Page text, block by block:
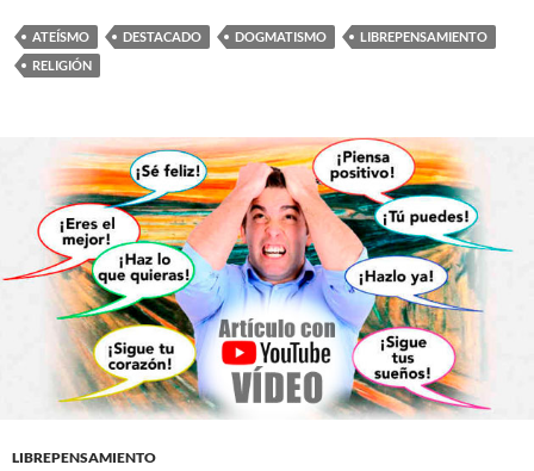
ATEÍSMO DESTACADO DOGMATISMO
LIBREPENSAMIENTO
RELIGIÓN
LIBREPENSAMIENTO